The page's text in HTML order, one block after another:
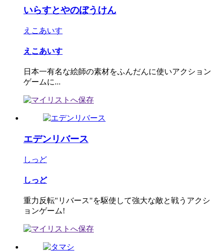
いらすとやのぼうけん
えこあいす
えこあいす
日本一有名な絵師の素材をふんだんに使いアクション
ゲームに...
エデンリバース
しっど
しっど
重力反転"リバース"を駆使して強大な敵と戦うアクシ
ョンゲーム!